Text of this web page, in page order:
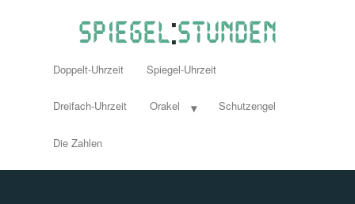
Doppelt-Uhrzeit Spiegel-Uhrzeit
Dreifach-Uhrzeit Orakel Schutzengel
Die Zahlen